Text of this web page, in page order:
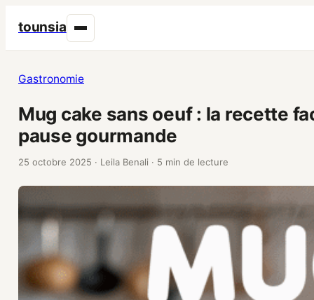
tounsia
Gastronomie
Mug cake sans oeuf : la recette
pause gourmande
25 octobre 2025 · Leila Benali · 5 min de lecture